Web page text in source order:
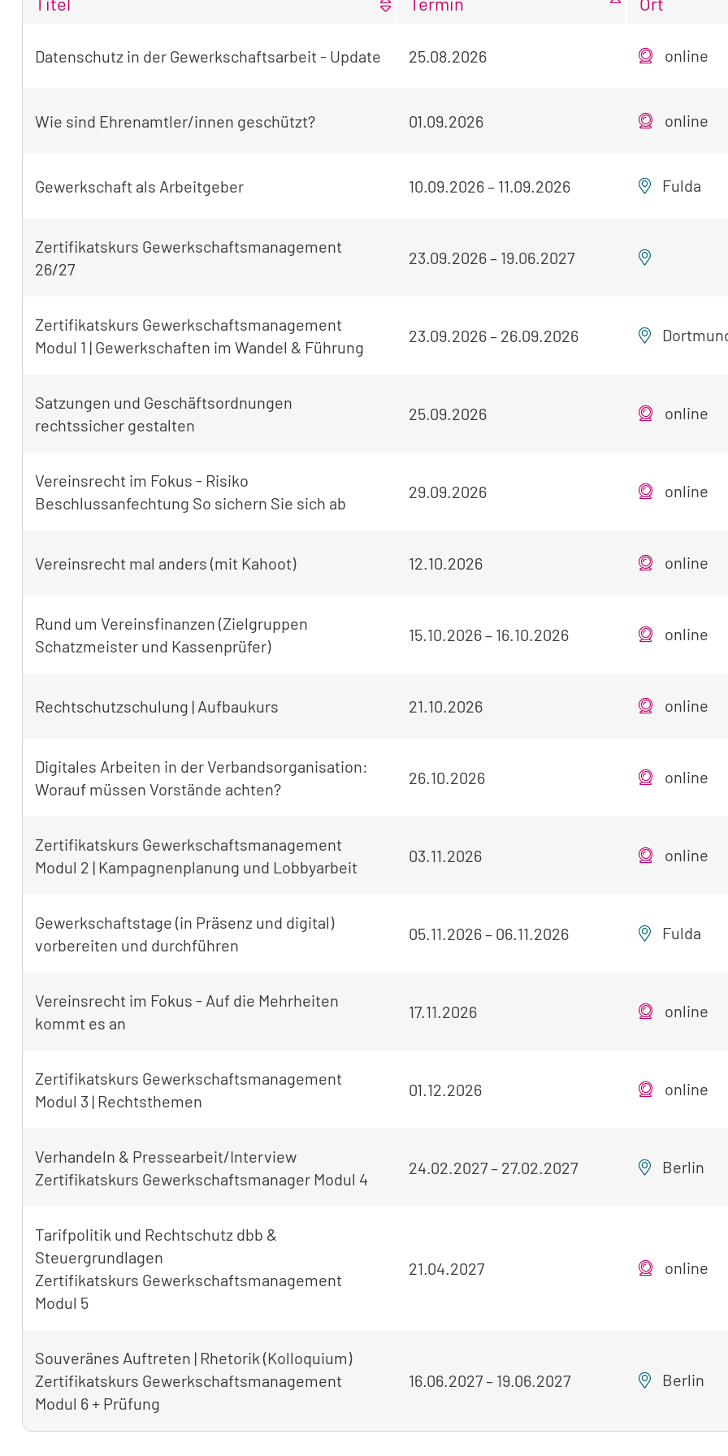
Übersicht
Seminare
Datenschutz in der Gewerkschaftsarbeit - Update 25.08.2026 online
Wie sind Ehrenamtler/innen geschützt? 01.09.2026 online
Gewerkschaft als Arbeitgeber 10.09.2026– 11.09.2026 Fulda
Zertifikatskurs Gewerkschaftsmanagement
26/27
23.09.2026– 19.06.2027
Zertifikatskurs Gewerkschaftsmanagement
Modul 1 | Gewerkschaften im Wandel & Führung
23.09.2026– 26.09.2026
Satzungen und Geschäftsordnungen
rechtssicher gestalten
25.09.2026 online
Vereinsrecht im Fokus - Risiko
Beschlussanfechtung So sichern Sie sich ab
29.09.2026 online
Vereinsrecht mal anders (mit Kahoot) 12.10.2026 online
Rund um Vereinsfinanzen (Zielgruppen
Schatzmeister und Kassenprüfer)
15.10.2026– 16.10.2026 online
Rechtschutzschulung | Aufbaukurs 21.10.2026 online
Digitales Arbeiten in der Verbandsorganisation:
Worauf müssen Vorstände achten?
26.10.2026 online
Zertifikatskurs Gewerkschaftsmanagement
Modul 2 | Kampagnenplanung und Lobbyarbeit
03.11.2026 online
Gewerkschaftstage (in Präsenz und digital)
vorbereiten und durchführen
05.11.2026– 06.11.2026 Fulda
Vereinsrecht im Fokus - Auf die Mehrheiten
kommt es an
17.11.2026 online
Zertifikatskurs Gewerkschaftsmanagement
Modul 3 | Rechtsthemen
01.12.2026 online
Verhandeln & Pressearbeit/Interview
Zertifikatskurs Gewerkschaftsmanager Modul 4
24.02.2027– 27.02.2027 Berlin
Tarifpolitik und Rechtschutz dbb &
Steuergrundlagen
Zertifikatskurs Gewerkschaftsmanagement
Modul 5
21.04.2027 online
Souveränes Auftreten | Rhetorik (Kolloquium)
Zertifikatskurs Gewerkschaftsmanagement
Modul 6 + Prüfung
16.06.2027– 19.06.2027 Berlin